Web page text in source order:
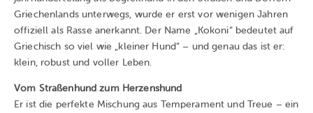
Griechenlands unterwegs, wurde er erst vor wenigen Jahren
offiziell als Rasse anerkannt. Der Name „Kokoni“ bedeutet auf
Griechisch so viel wie „kleiner Hund“ – und genau das ist er:
klein, robust und voller Leben.
Vom Straßenhund zum Herzenshund
Er ist die perfekte Mischung aus Temperament und Treue – ein